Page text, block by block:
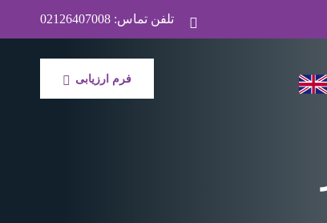
تلفن تماس: 02126407008
فرم ارزیابی